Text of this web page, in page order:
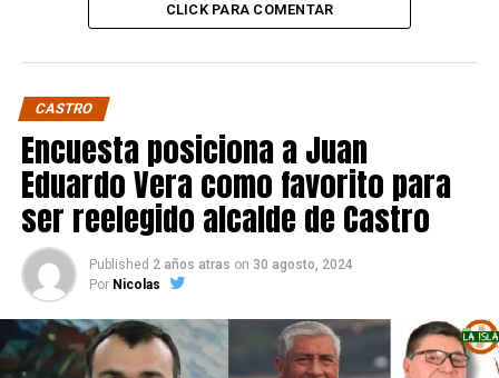
CLICK PARA COMENTAR
CASTRO
Encuesta posiciona a Juan
Eduardo Vera como favorito para
ser reelegido alcalde de Castro
Published 2 años atras on 30 agosto, 2024
Por Nicolas